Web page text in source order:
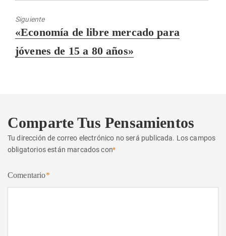
Siguiente
Entrada
«Economía de libre mercado para
jóvenes de 15 a 80 años»
Comparte Tus Pensamientos
Tu dirección de correo electrónico no será publicada. Los campos
obligatorios están marcados con*
Comentario*